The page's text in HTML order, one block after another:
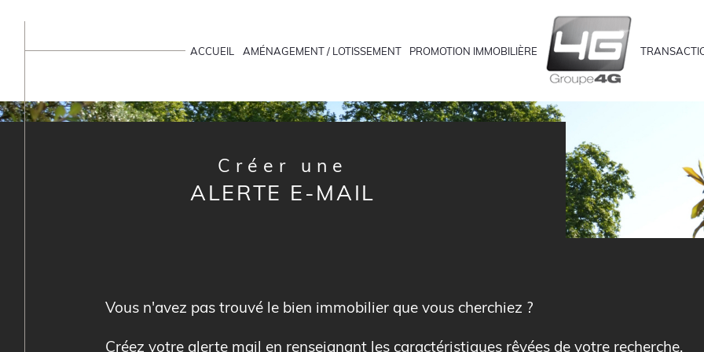
ACCUEIL AMÉNAGEMENT / LOTISSEMENT PROMOTION IMMOBILIÈRE
Créer une
ALERTE E-MAIL
Vous n'avez pas trouvé le bien immobilier que vous cherchiez ?
Créez votre alerte mail en renseignant les caractéristiques rêvées de votre recherche.